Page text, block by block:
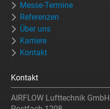
Messe-Termine
Referenzen
Über uns
Karriere
Kontakt
Kontakt
AIRFLOW Lufttechnik GmbH